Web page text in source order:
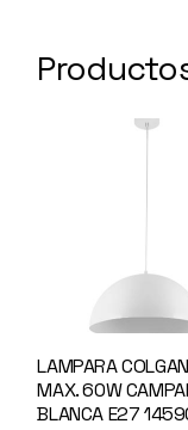
LAMPARA
MAX. 60W
BLANCA E27